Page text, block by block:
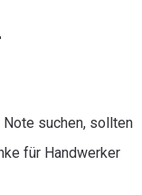
suchen, sollten
für Handwerker